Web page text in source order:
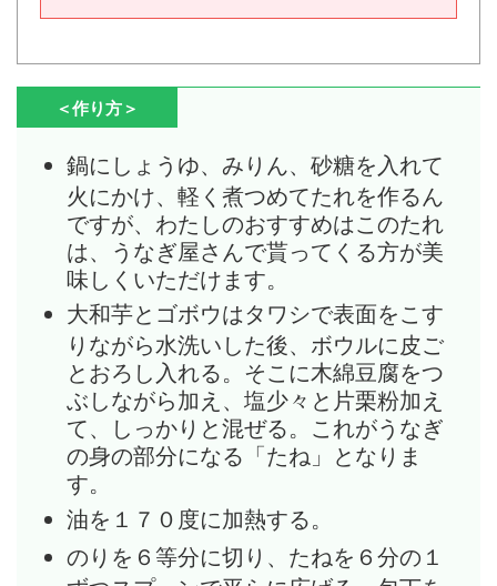
＜作り方＞
鍋にしょうゆ、みりん、砂糖を入れて
火にかけ、軽く煮つめてたれを作るん
ですが、わたしのおすすめはこのたれ
は、うなぎ屋さんで貰ってくる方が美
味しくいただけます。
大和芋とゴボウはタワシで表面をこす
りながら水洗いした後、ボウルに皮ご
とおろし入れる。そこに木綿豆腐をつ
ぶしながら加え、塩少々と片栗粉加え
て、しっかりと混ぜる。これがうなぎ
の身の部分になる「たね」となりま
す。
油を１７０度に加熱する。
のりを６等分に切り、たねを６分の１